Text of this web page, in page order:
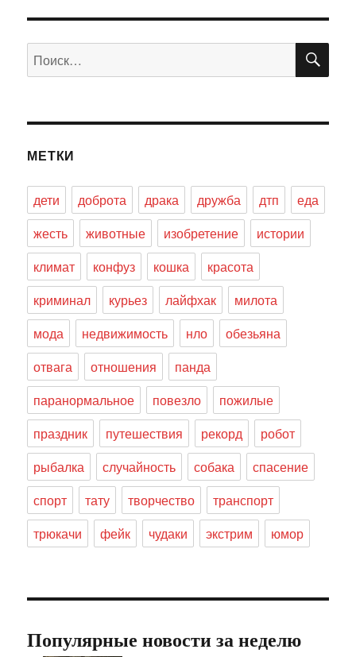
Искать:
МЕТКИ
дети доброта драка дружба дтп
еда
жесть
животные изобретение
истории
климат
конфуз кошка
красота
криминал
курьез лайфхак
милота
мода
недвижимость нло
обезьяна
отвага
отношения
панда
паранормальное
повезло
пожилые
праздник
путешествия рекорд
робот
рыбалка
случайность собака
спасение
спорт
тату творчество
транспорт
трюкачи
фейк чудаки экстрим юмор
Популярные новости за неделю